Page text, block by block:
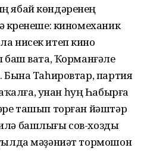
ябай көндәренең
күренеше: киномеханик
нисек итеп кино
баш вата, Ҡорманғәле
Бына Таһировтар, партия
унан һуң Һабырға
ташып торған йәштәр
башлығы сов-хозды
мәҙәниәт тормошон